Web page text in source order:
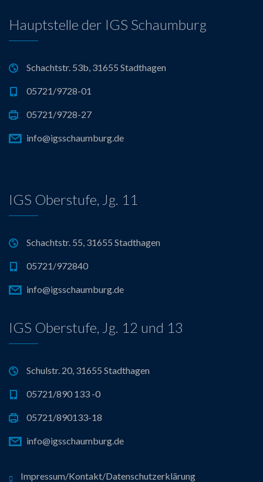
Hauptstelle der IGS Schaumburg
Schachtstr. 53b, 31655 Stadthagen
05721/9728-01
05721/9728-27
info@igsschaumburg.de
IGS Oberstufe, Jg. 11
Schachtstr. 55, 31655 Stadthagen
05721/972840
info@igsschaumburg.de
IGS Oberstufe, Jg. 12 und 13
Schulstr. 20, 31655 Stadthagen
05721/890 133 -0
05721/890133-18
info@igsschaumburg.de
Impressum/Kontakt/Datenschutzerklärung